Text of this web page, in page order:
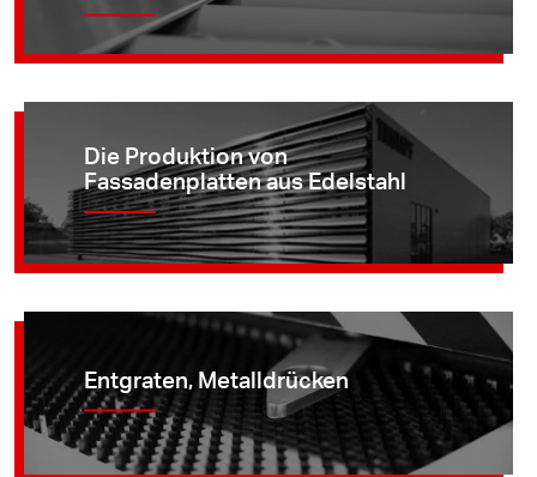
Die Produktion von
Fassadenplatten aus Edelstahl
Entgraten, Metalldrücken